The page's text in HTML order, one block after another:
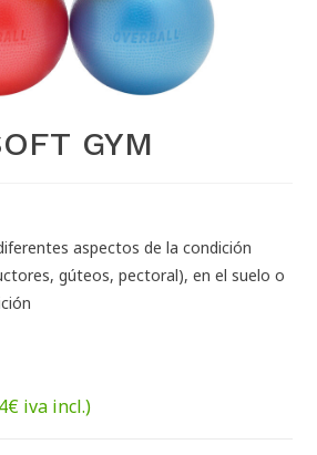
GYM
aspectos de la condición
gúteos, pectoral), en el suelo o
€ iva incl.)